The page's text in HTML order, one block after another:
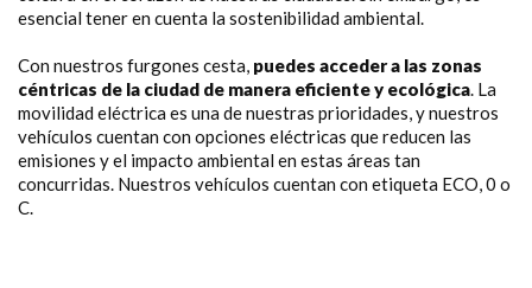
esencial tener en cuenta la sostenibilidad ambiental.
Con nuestros furgones cesta, puedes acceder a las zonas
céntricas de la ciudad de manera eficiente y ecológica. La
movilidad eléctrica es una de nuestras prioridades, y nuestros
vehículos cuentan con opciones eléctricas que reducen las
emisiones y el impacto ambiental en estas áreas tan
concurridas. Nuestros vehículos cuentan con etiqueta ECO, 0 o
C.